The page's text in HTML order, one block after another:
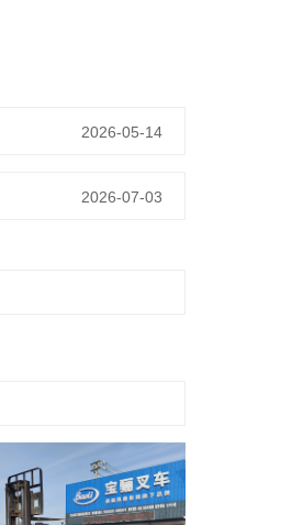
2026-05-14
2026-07-03